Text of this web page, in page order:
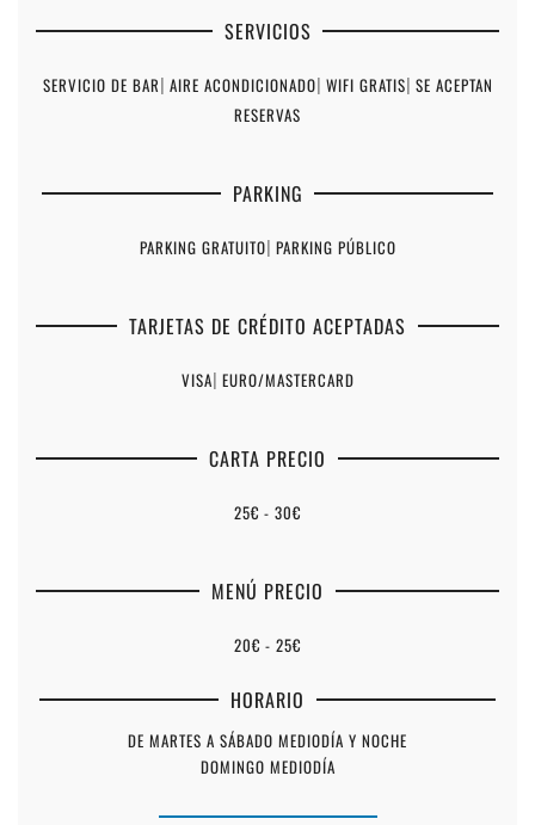
SERVICIOS
SERVICIO DE BAR| AIRE ACONDICIONADO| WIFI GRATIS| SE ACEPTAN
RESERVAS
PARKING
PARKING GRATUITO| PARKING PÚBLICO
TARJETAS DE CRÉDITO ACEPTADAS
VISA| EURO/MASTERCARD
CARTA PRECIO
25€ - 30€
MENÚ PRECIO
20€ - 25€
HORARIO
DE MARTES A SÁBADO MEDIODÍA Y NOCHE
DOMINGO MEDIODÍA